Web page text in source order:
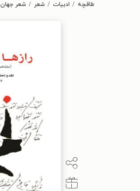
طاقچه ادبیات شعر شعر جهان